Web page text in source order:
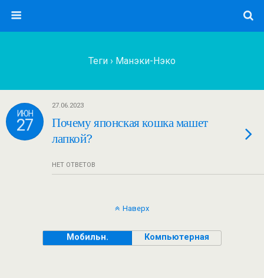
Теги › Манэки-Нэко
ИЮН
27
27.06.2023
Почему японская кошка машет
лапкой?
НЕТ ОТВЕТОВ
Наверх
Мобильн. Компьютерная